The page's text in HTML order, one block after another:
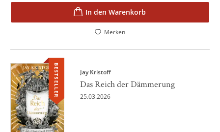
In den Warenkorb
Merken
BESTSELLER Jay Kristoff
Das Reich der Dämmerung
25.03.2026